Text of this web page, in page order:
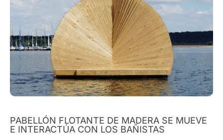
PABELLÓN FLOTANTE DE MADERA SE MUEVE
E INTERACTÚA CON LOS BAÑISTAS